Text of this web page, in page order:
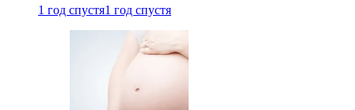
1 год спустя1 год спустя